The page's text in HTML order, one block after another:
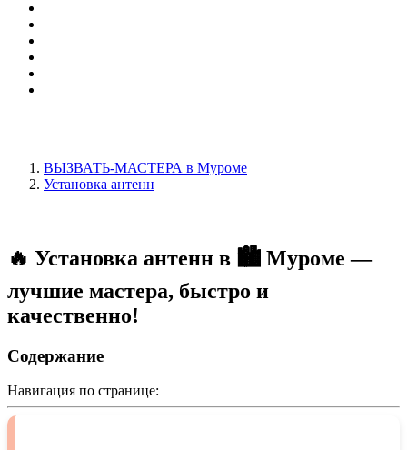
ВЫЗВАТЬ-МАСТЕРА в Муроме
Установка антенн
🔥 Установка антенн в 🏙️ Муроме —
лучшие мастера, быстро и
качественно!
Содержание
Навигация по странице: